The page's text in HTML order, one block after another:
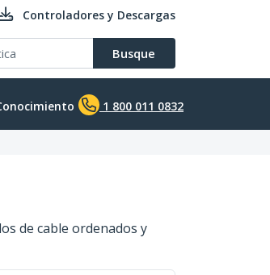
Controladores y Descargas
Busque
1 800 011 0832
de cable ordenados y